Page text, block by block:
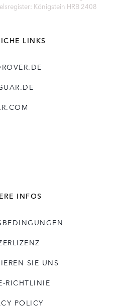
Königstein HRB 2408
LINKS
INFOS
SIE UNS
RICHTLINIE
POLICY